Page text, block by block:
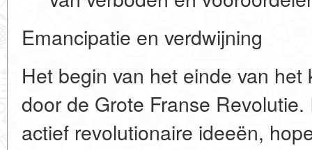
Emancipatie en verdwijning
Het begin van het einde van
door de Grote Franse
actief revolutionaire ideeën,